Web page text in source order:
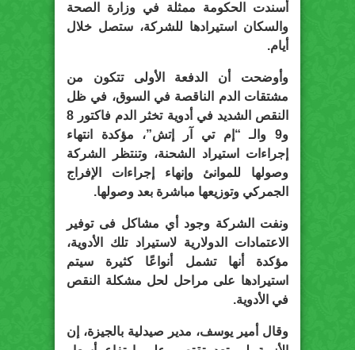
أسندت الحكومة ممثلة في وزارة الصحة
والسكان استيرادها للشركة، ستصل خلال
أيام.
وأوضحت أن الدفعة الأولى تتكون من
مشتقات الدم الناقصة في السوق، في ظل
النقص الشديد في أدوية تخثر الدم فاكتور 8
و9 والـ “إم تي آر إتش”، مؤكدة انتهاء
إجراءات استيراد الشحنة، وتنتظر الشركة
وصولها للموانئ وإنهاء إجراءات الإفراج
الجمركي وتوزيعها مباشرة بعد وصولها.
ونفت الشركة وجود أي مشاكل فى توفير
الاعتمادات الدولارية لاستيراد تلك الأدوية،
مؤكدة أنها تشمل أنواعًا كثيرة سيتم
استيرادها على مراحل لحل مشكلة النقص
في الأدوية.
وقال أمير يوسف، مدير صيدلية بالجيزة، إن